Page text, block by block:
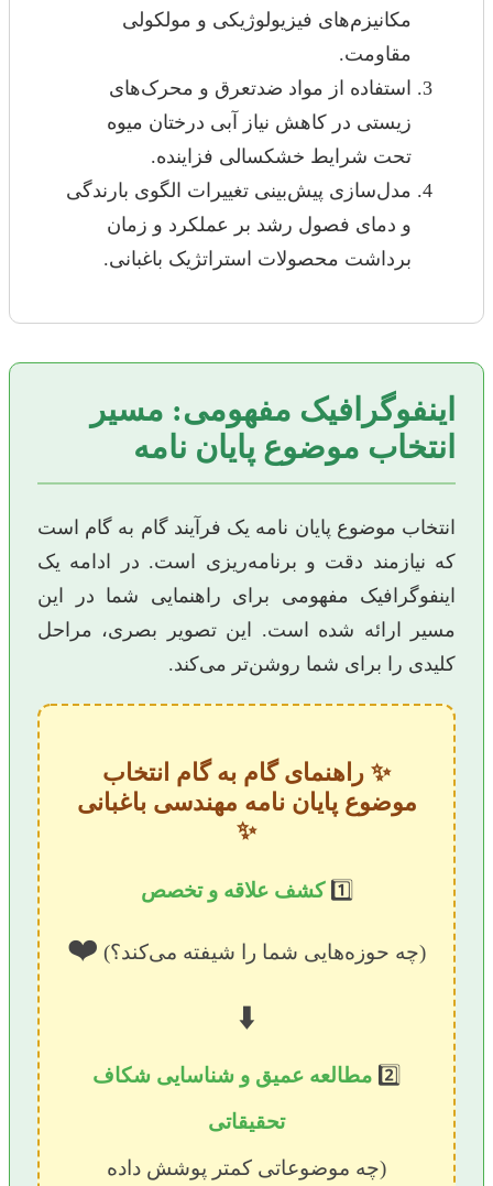
مکانیزم‌های فیزیولوژیکی و مولکولی
مقاومت.
استفاده از مواد ضدتعرق و محرک‌های
زیستی در کاهش نیاز آبی درختان میوه
تحت شرایط خشکسالی فزاینده.
مدل‌سازی پیش‌بینی تغییرات الگوی بارندگی
و دمای فصول رشد بر عملکرد و زمان
برداشت محصولات استراتژیک باغبانی.
اینفوگرافیک مفهومی: مسیر
انتخاب موضوع پایان نامه
انتخاب موضوع پایان نامه یک فرآیند گام به گام است
که نیازمند دقت و برنامه‌ریزی است. در ادامه یک
اینفوگرافیک مفهومی برای راهنمایی شما در این
مسیر ارائه شده است. این تصویر بصری، مراحل
کلیدی را برای شما روشن‌تر می‌کند.
✨ راهنمای گام به گام انتخاب
موضوع پایان نامه مهندسی باغبانی
✨
1️⃣ کشف علاقه و تخصص
(چه حوزه‌هایی شما را شیفته می‌کند؟) ❤️
⬇️
2️⃣ مطالعه عمیق و شناسایی شکاف
تحقیقاتی
(چه موضوعاتی کمتر پوشش داده